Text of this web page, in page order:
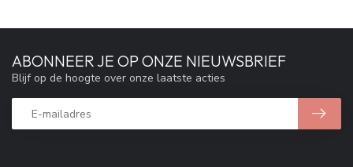
ABONNEER JE OP ONZE NIEUWSBRIEF
Blijf op de hoogte over onze laatste acties